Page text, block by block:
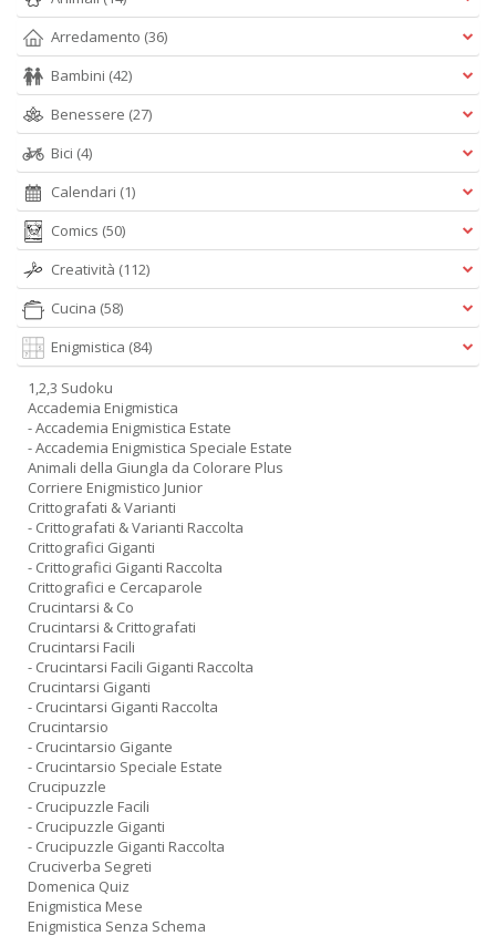
Arredamento (36)
Bambini (42)
Benessere (27)
Bici (4)
Calendari (1)
Comics (50)
Creatività (112)
Cucina (58)
Enigmistica (84)
1,2,3 Sudoku
Accademia Enigmistica
- Accademia Enigmistica Estate
- Accademia Enigmistica Speciale Estate
Animali della Giungla da Colorare Plus
Corriere Enigmistico Junior
Crittografati & Varianti
- Crittografati & Varianti Raccolta
Crittografici Giganti
- Crittografici Giganti Raccolta
Crittografici e Cercaparole
Crucintarsi & Co
Crucintarsi & Crittografati
Crucintarsi Facili
- Crucintarsi Facili Giganti Raccolta
Crucintarsi Giganti
- Crucintarsi Giganti Raccolta
Crucintarsio
- Crucintarsio Gigante
- Crucintarsio Speciale Estate
Crucipuzzle
- Crucipuzzle Facili
- Crucipuzzle Giganti
- Crucipuzzle Giganti Raccolta
Cruciverba Segreti
Domenica Quiz
Enigmistica Mese
Enigmistica Senza Schema